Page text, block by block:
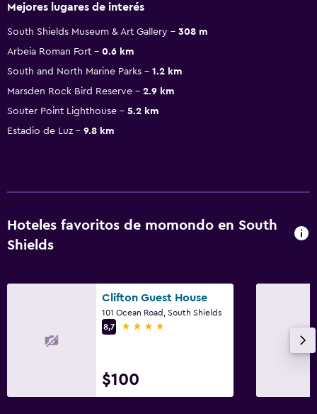
Mejores lugares de interés
South Shields Museum & Art Gallery
308 m
Arbeia Roman Fort
0.6 km
South and North Marine Parks
1.2 km
Marsden Rock Bird Reserve
2.9 km
Souter Point Lighthouse
5.2 km
Estadio de Luz
9.8 km
Hoteles favoritos de momondo en South
Shields
Clifton Guest House
101 Ocean Road, South Shields
8,7
4 estrellas
$100